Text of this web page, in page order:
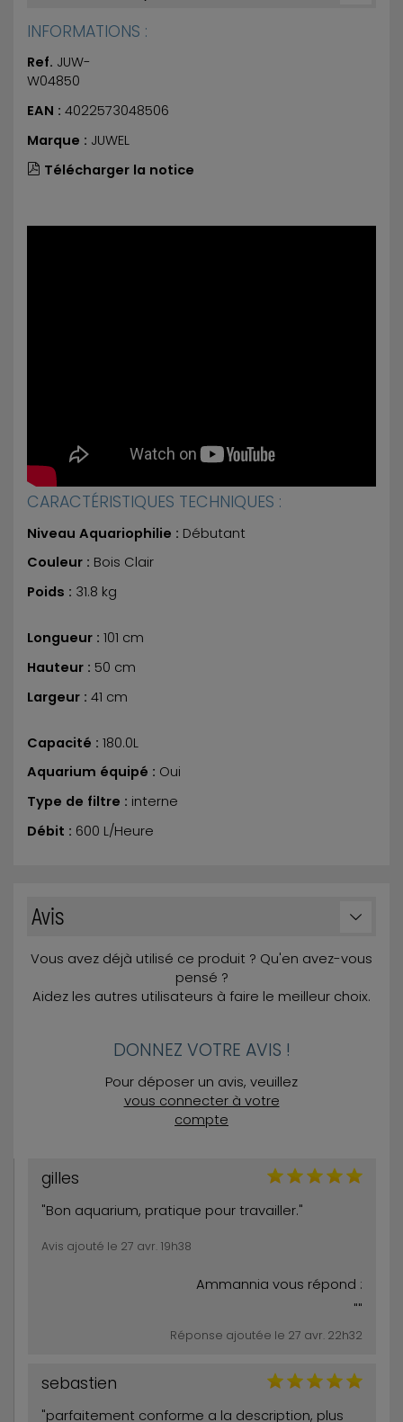
INFORMATIONS :
Ref. JUW-
W04850
EAN : 4022573048506
Marque : JUWEL
Télécharger la notice
CARACTÉRISTIQUES TECHNIQUES :
Niveau Aquariophilie : Débutant
Couleur : Bois Clair
Poids : 31.8 kg
Longueur : 101 cm
Hauteur : 50 cm
Largeur : 41 cm
Capacité : 180.0L
Aquarium équipé : Oui
Type de filtre : interne
Débit : 600 L/Heure
Avis
Vous avez déjà utilisé ce produit ? Qu'en avez-vous
pensé ?
Aidez les autres utilisateurs à faire le meilleur choix.
DONNEZ VOTRE AVIS !
Pour déposer un avis, veuillez
vous connecter à votre
compte
gilles
"Bon aquarium, pratique pour travailler."
Avis ajouté le 27 avr. 19h38
Ammannia vous répond :
""
Réponse ajoutée le 27 avr. 22h32
sebastien
"parfaitement conforme a la description, plus